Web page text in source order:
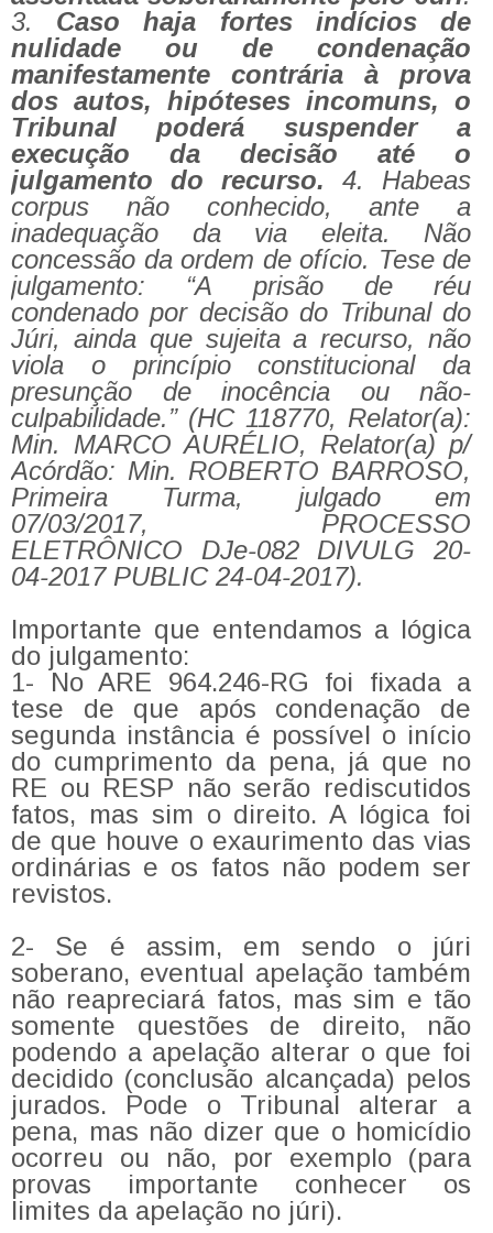
3. Caso haja fortes indícios de
nulidade ou de condenação
manifestamente contrária à prova
dos autos, hipóteses incomuns, o
Tribunal poderá suspender a
execução da decisão até o
julgamento do recurso. 4. Habeas
corpus não conhecido, ante a
inadequação da via eleita. Não
concessão da ordem de ofício. Tese de
julgamento: “A prisão de réu
condenado por decisão do Tribunal do
Júri, ainda que sujeita a recurso, não
viola o princípio constitucional da
presunção de inocência ou não-
culpabilidade.” (HC 118770, Relator(a):
Min. MARCO AURÉLIO, Relator(a) p/
Acórdão: Min. ROBERTO BARROSO,
Primeira Turma, julgado em
07/03/2017, PROCESSO
ELETRÔNICO DJe-082 DIVULG 20-
04-2017 PUBLIC 24-04-2017).
Importante que entendamos a lógica
do julgamento:
1- No ARE 964.246-RG foi fixada a
tese de que após condenação de
segunda instância é possível o início
do cumprimento da pena, já que no
RE ou RESP não serão rediscutidos
fatos, mas sim o direito. A lógica foi
de que houve o exaurimento das vias
ordinárias e os fatos não podem ser
revistos.
2- Se é assim, em sendo o júri
soberano, eventual apelação também
não reapreciará fatos, mas sim e tão
somente questões de direito, não
podendo a apelação alterar o que foi
decidido (conclusão alcançada) pelos
jurados. Pode o Tribunal alterar a
pena, mas não dizer que o homicídio
ocorreu ou não, por exemplo (para
provas importante conhecer os
limites da apelação no júri).